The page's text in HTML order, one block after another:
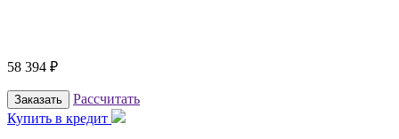
58 394 ₽
Заказать
Рассчитать
Купить в кредит